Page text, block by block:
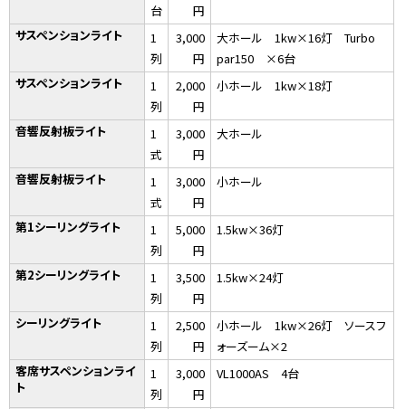
台
円
サスペンションライト
1
列
3,000
円
大ホール 1kw×16灯 Turbo
par150 ×6台
サスペンションライト
1
列
2,000
円
小ホール 1kw×18灯
音響反射板ライト
1
式
3,000
円
大ホール
音響反射板ライト
1
式
3,000
円
小ホール
第1シーリングライト
1
列
5,000
円
1.5kw×36灯
第2シーリングライト
1
列
3,500
円
1.5kw×24灯
シーリングライト
1
列
2,500
円
小ホール 1kw×26灯 ソースフ
ォーズーム×2
客席サスペンションライ
ト
1
列
3,000
円
VL1000AS 4台